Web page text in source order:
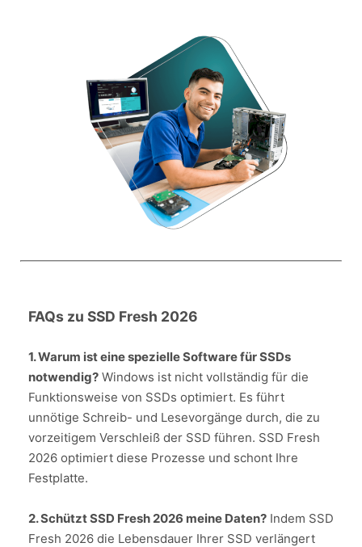
FAQs zu SSD Fresh 2026
1. Warum ist eine spezielle Software für SSDs
notwendig? Windows ist nicht vollständig für die
Funktionsweise von SSDs optimiert. Es führt
unnötige Schreib- und Lesevorgänge durch, die zu
vorzeitigem Verschleiß der SSD führen. SSD Fresh
2026 optimiert diese Prozesse und schont Ihre
Festplatte.
2. Schützt SSD Fresh 2026 meine Daten? Indem SSD
Fresh 2026 die Lebensdauer Ihrer SSD verlängert